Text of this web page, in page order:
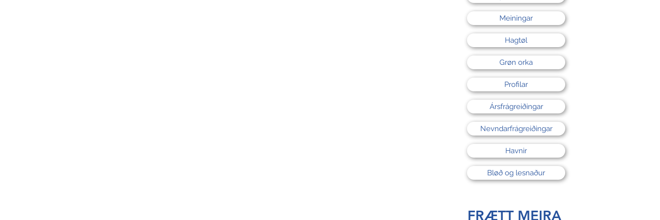
Meiningar
Hagtøl
Grøn orka
Profilar
Ársfrágreiðingar
Nevndarfrágreiðingar
Havnir
Bløð og lesnaður
FRÆTT MEIRA